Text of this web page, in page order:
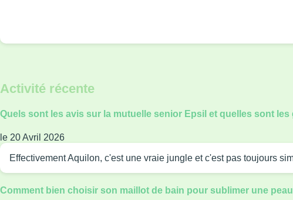
Activité récente
Quels sont les avis sur la mutuelle senior Epsil et quelles sont
le 20 Avril 2026
Effectivement Aquilon, c'est une vraie jungle et c'est pas toujours
Comment bien choisir son maillot de bain pour sublimer une